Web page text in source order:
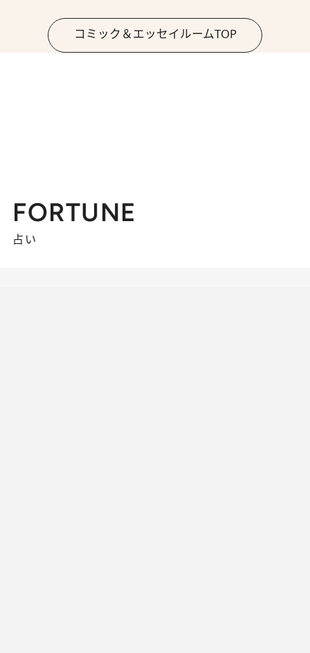
コミック＆エッセイルームTOP
FORTUNE
占い